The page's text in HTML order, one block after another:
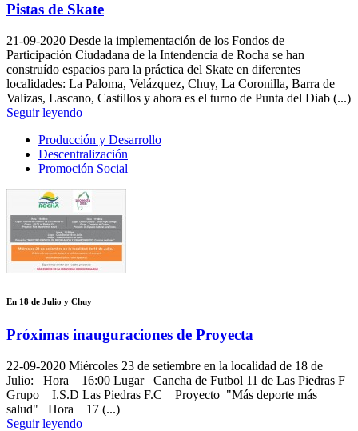
Pistas de Skate
21-09-2020 Desde la implementación de los Fondos de
Participación Ciudadana de la Intendencia de Rocha se han
construído espacios para la práctica del Skate en diferentes
localidades: La Paloma, Velázquez, Chuy, La Coronilla, Barra de
Valizas, Lascano, Castillos y ahora es el turno de Punta del Diab (...)
Seguir leyendo
Producción y Desarrollo
Descentralización
Promoción Social
En 18 de Julio y Chuy
Próximas inauguraciones de Proyecta
22-09-2020 Miércoles 23 de setiembre en la localidad de 18 de
Julio: Hora 16:00 Lugar Cancha de Futbol 11 de Las Piedras F
Grupo I.S.D Las Piedras F.C Proyecto "Más deporte más
salud" Hora 17 (...)
Seguir leyendo